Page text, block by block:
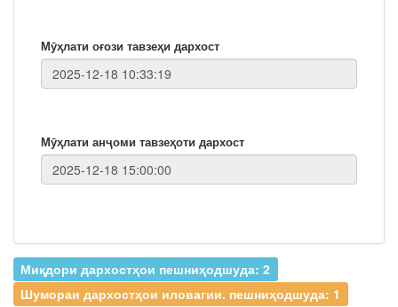
Мӯҳлати оғози тавзеҳи дархост
Мӯҳлати анҷоми тавзеҳоти дархост
Миқдори дархостҳои пешниҳодшуда: 2
Шумораи дархостҳои иловагии. пешниҳодшуда: 1